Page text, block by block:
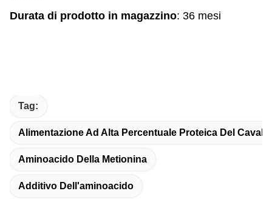
Durata di prodotto in magazzino: 36 mesi
Tag:
Alimentazione Ad Alta Percentuale Proteica Del Cavallo
Aminoacido Della Metionina
Additivo Dell'aminoacido